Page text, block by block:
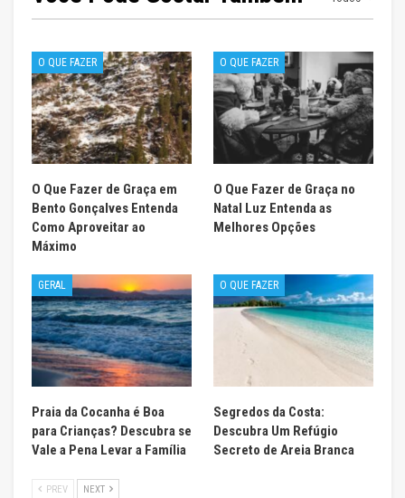
O QUE FAZER
O Que Fazer de Graça em
Bento Gonçalves Entenda
Como Aproveitar ao
Máximo
O QUE FAZER
O Que Fazer de Graça no
Natal Luz Entenda as
Melhores Opções
GERAL
Praia da Cocanha é Boa
para Crianças? Descubra se
Vale a Pena Levar a Família
O QUE FAZER
Segredos da Costa:
Descubra Um Refúgio
Secreto de Areia Branca
PREV NEXT